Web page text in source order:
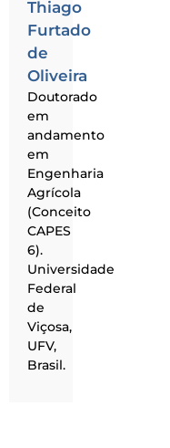
Thiago
Furtado
de
Oliveira
Doutorado
em
andamento
em
Engenharia
Agrícola
(Conceito
CAPES
6).
Universidade
Federal
de
Viçosa,
UFV,
Brasil.